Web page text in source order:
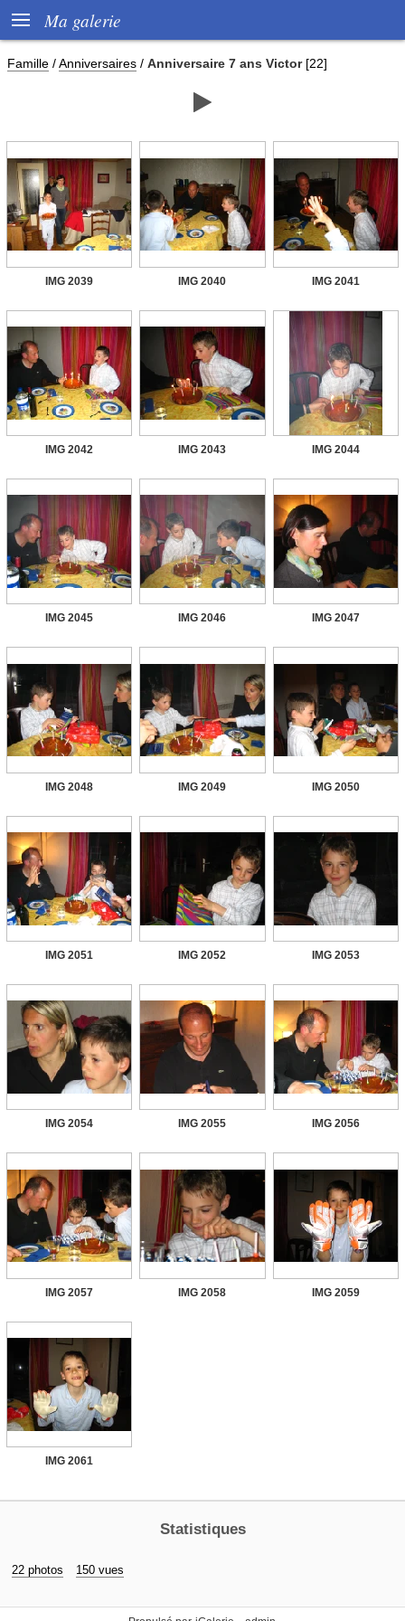
 Ma galerie
Famille /Anniversaires / Anniversaire 7 ans Victor [22]

IMG 2039 IMG 2040 IMG 2041
IMG 2042 IMG 2043 IMG 2044
IMG 2045 IMG 2046 IMG 2047
IMG 2048 IMG 2049 IMG 2050
IMG 2051 IMG 2052 IMG 2053
IMG 2054 IMG 2055 IMG 2056
IMG 2057 IMG 2058 IMG 2059
IMG 2061
Statistiques
22 photos 150 vues